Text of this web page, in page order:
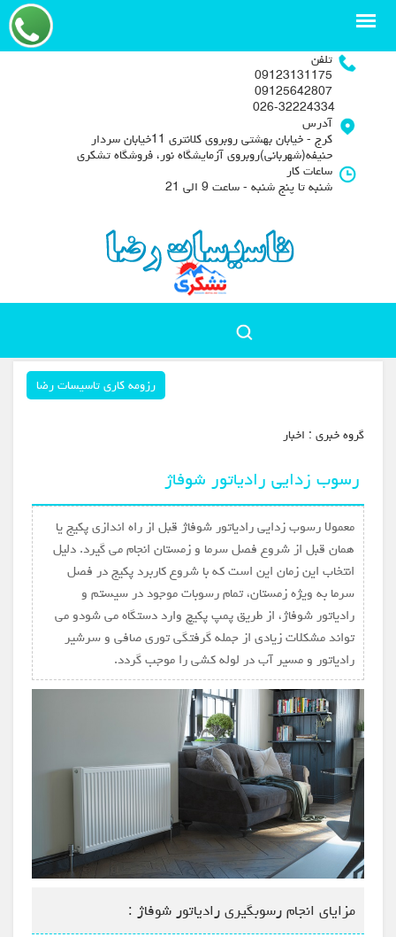
تلفن
09123131175
09125642807
آدرس
کرج - خیابان بهشتی روبروی کلانتری 11خیابان سردار
حنیفه(شهربانی)روبروی آزمایشگاه نور، فروشگاه تشکری
ساعات کار
شنبه تا پنج شنبه - ساعت 9 الی 21
رزومه کاری تاسیسات رضا
گروه خبري : اخبار
رسوب زدایی رادیاتور شوفاژ
معمولا رسوب زدایی رادیاتور شوفاژ قبل از راه اندازی پکیج یا
همان قبل از شروع فصل سرما و زمستان انجام می گیرد. دلیل
انتخاب این زمان این است که با شروع کاربرد پکیج در فصل
سرما به ویژه زمستان، تمام رسوبات موجود در سیستم و
رادیاتور شوفاژ، از طریق پمپ پکیچ وارد دستگاه می شودو می
تواند مشکلات زیادی از جمله گرفتگی توری صافی و سرشیر
رادیاتور و مسیر آب در لوله کشی را موجب گردد.
مزایای انجام رسوبگیری رادیاتور شوفاژ :